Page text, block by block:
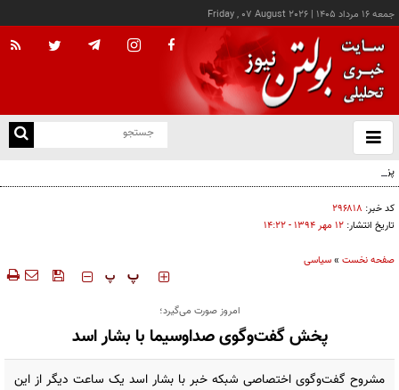
جمعه ۱۶ مرداد ۱۴۰۵ |
Friday , 07 August 2026
باز
و
پزشکیان: خدمت بی‌منت و مشارکت مردمی، پایه حل مشکلات کشور است
کد خبر: ۲۹۶۸۱۸
تاریخ انتشار: ۱۲ مهر ۱۳۹۴ - ۱۴:۲۲
صفحه نخست »سیاسی
‍‍‍ پ پ
امروز صورت می‌گیرد؛
پخش گفت‌وگوی صداوسیما با بشار اسد
مشروح گفت‌وگوی اختصاصی شبکه خبر با بشار اسد یک ساعت دیگر از این